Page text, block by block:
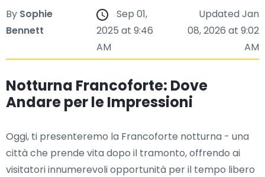
By Sophie
Bennett
Sep 01,
2025 at 9:46
AM
Updated Jan
08, 2026 at 9:02
AM
Notturna Francoforte: Dove
Andare per le Impressioni
Oggi, ti presenteremo la Francoforte notturna - una
città che prende vita dopo il tramonto, offrendo ai
visitatori innumerevoli opportunità per il tempo libero